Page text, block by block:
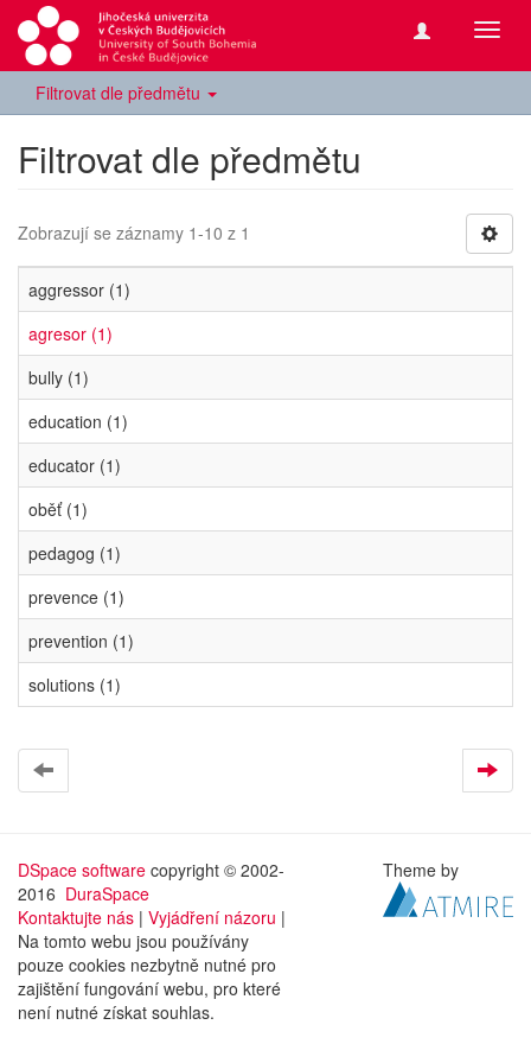
Filtrovat dle předmětu
Filtrovat dle předmětu
Zobrazují se záznamy 1-10 z 1
aggressor (1)
agresor (1)
bully (1)
education (1)
educator (1)
oběť (1)
pedagog (1)
prevence (1)
prevention (1)
solutions (1)
DSpace software copyright © 2002-
2016 DuraSpace
Kontaktujte nás | Vyjádření názoru |
Na tomto webu jsou používány
pouze cookies nezbytně nutné pro
zajištění fungování webu, pro které
není nutné získat souhlas.
Theme by